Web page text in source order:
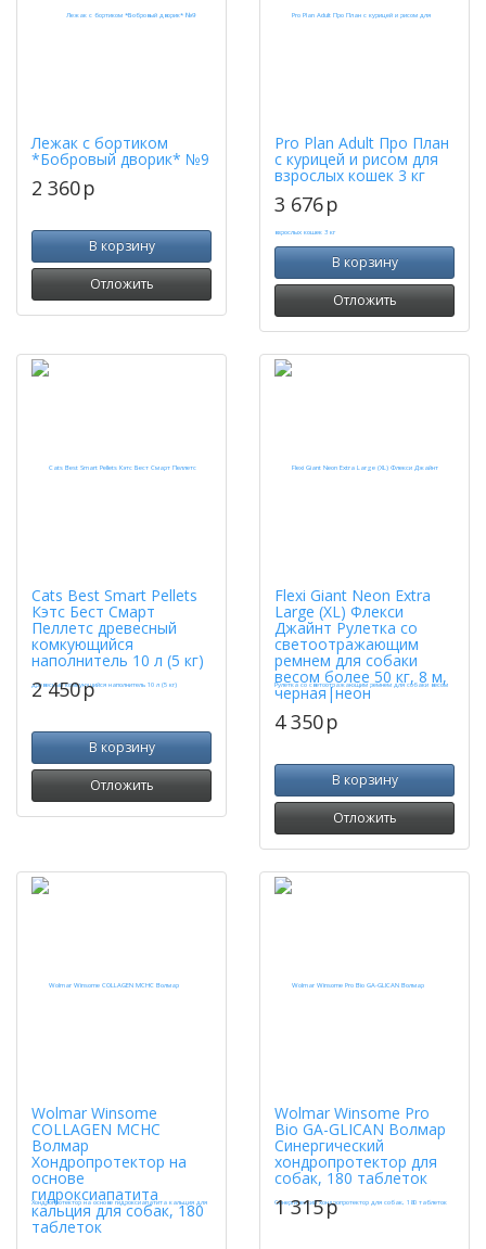
Лежак с бортиком
*Бобровый дворик* №9
2 360p
В корзину
Отложить
Pro Plan Adult Про План
с курицей и рисом для
взрослых кошек 3 кг
3 676p
В корзину
Отложить
Cats Best Smart Pellets
Кэтс Бест Смарт
Пеллетс древесный
комкующийся
наполнитель 10 л (5 кг)
2 450p
В корзину
Отложить
Flexi Giant Neon Extra
Large (XL) Флекси
Джайнт Рулетка со
светоотражающим
ремнем для собаки
весом более 50 кг, 8 м,
черная|неон
4 350p
В корзину
Отложить
Wolmar Winsome
COLLAGEN MCHC
Волмар
Хондропротектор на
основе
гидроксиапатита
кальция для собак, 180
таблеток
Wolmar Winsome Pro
Bio GA-GLICAN Волмар
Синергический
хондропротектор для
собак, 180 таблеток
1 315p